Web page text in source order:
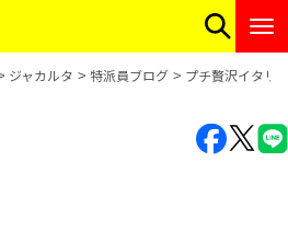
ジャカルタ 特派員ブログ プチ贅沢イタリ